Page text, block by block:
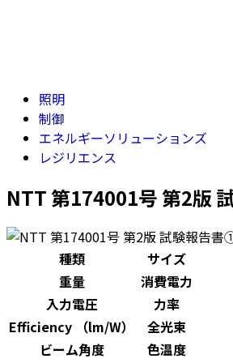
照明
制御
エネルギーソリューションズ
レジリエンス
NTT 第174001号 第2版
種類
サイズ
重量
消費電力
入力電圧
力率
Efficiency （lm/W）
全光束
ビーム角度
色温度